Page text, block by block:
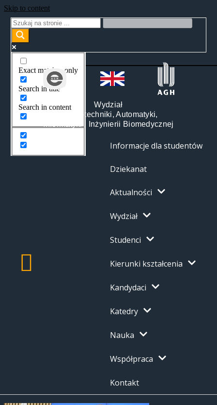
Skip to content
Exact matches only
Search in title
Search in content
Wydział
Elektrotechniki, Automatyki,
Informatyki i Inżynierii Biomedycznej
Informacje dla studentów
Dziekanat
Aktualności
Wydział
Studenci
Kierunki kształcenia
Kandydaci
Katedry
Nauka
Współpraca
Kontakt